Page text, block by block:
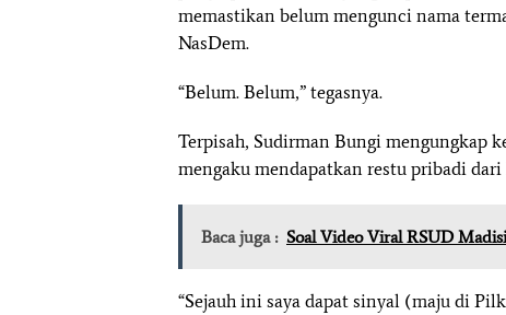
memastikan belum mengunci nama
NasDem.
“Belum. Belum,” tegasnya.
Terpisah, Sudirman Bungi mengungkap
mengaku mendapatkan restu pribadi
Baca juga : Soal Video Viral RSUD
“Sejauh ini saya dapat sinyal (maju di